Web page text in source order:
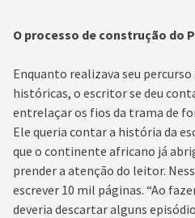
O processo de construção do
Enquanto realizava seu
históricas, o escritor se deu
entrelaçar os fios da trama de
Ele queria contar a história da
que o continente africano já
prender a atenção do leitor.
escrever 10 mil páginas. “Ao
deveria descartar alguns